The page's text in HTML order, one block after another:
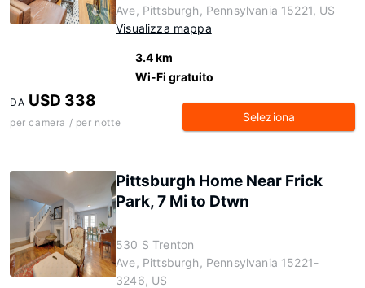
Ave, Pittsburgh, Pennsylvania 15221, US
Visualizza mappa
3.4 km
Wi-Fi gratuito
DA USD 338
per camera / per notte Seleziona
Pittsburgh Home Near Frick
Park, 7 Mi to Dtwn
530 S Trenton
Ave, Pittsburgh, Pennsylvania 15221-
3246, US